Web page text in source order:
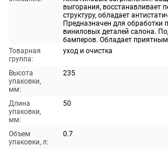
выгорания, восстанавливает
структуру, обладает
Предназначен для обработки
виниловых деталей салона.
бамперов. Обладает
Товарная
группа:
уход и очистка
Высота
упаковки,
мм:
235
Длина
упаковки,
мм:
50
Объем
упаковки, л:
0.7